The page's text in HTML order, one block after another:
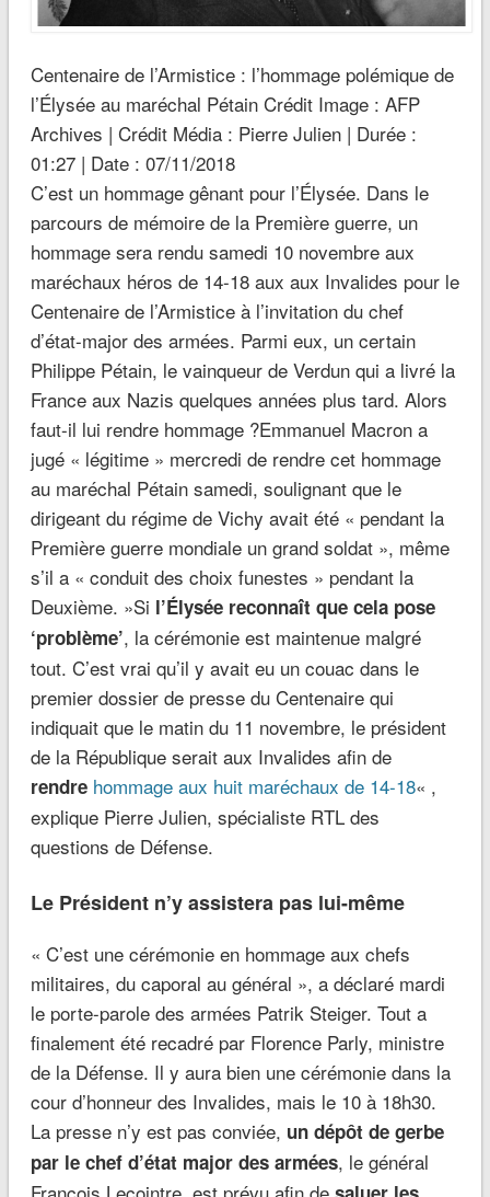
Centenaire de l’Armistice : l’hommage polémique de
l’Élysée au maréchal Pétain Crédit Image : AFP
Archives | Crédit Média : Pierre Julien | Durée :
01:27| Date : 07/11/2018
C’est un hommage gênant pour l’Élysée. Dans le
parcours de mémoire de la Première guerre, un
hommage sera rendu samedi 10 novembre aux
maréchaux héros de 14-18 aux aux Invalides pour le
Centenaire de l’Armistice à l’invitation du chef
d’état-major des armées. Parmi eux, un certain
Philippe Pétain, le vainqueur de Verdun qui a livré la
France aux Nazis quelques années plus tard. Alors
faut-il lui rendre hommage ?Emmanuel Macron a
jugé « légitime » mercredi de rendre cet hommage
au maréchal Pétain samedi, soulignant que le
dirigeant du régime de Vichy avait été « pendant la
Première guerre mondiale un grand soldat », même
s’il a « conduit des choix funestes » pendant la
Deuxième. »Si l’Élysée reconnaît que cela pose
‘problème’, la cérémonie est maintenue malgré
tout. C’est vrai qu’il y avait eu un couac dans le
premier dossier de presse du Centenaire qui
indiquait que le matin du 11 novembre, le président
de la République serait aux Invalides afin de
rendre hommage aux huit maréchaux de 14-18« ,
explique Pierre Julien, spécialiste RTL des
questions de Défense.
Le Président n’y assistera pas lui-même
« C’est une cérémonie en hommage aux chefs
militaires, du caporal au général », a déclaré mardi
le porte-parole des armées Patrik Steiger. Tout a
finalement été recadré par Florence Parly, ministre
de la Défense. Il y aura bien une cérémonie dans la
cour d’honneur des Invalides, mais le 10 à 18h30.
La presse n’y est pas conviée, un dépôt de gerbe
par le chef d’état major des armées, le général